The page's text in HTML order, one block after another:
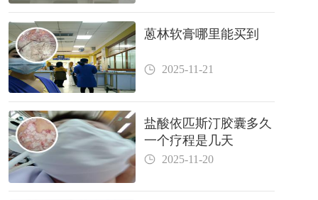
蒽林软膏哪里能买到
2025-11-21
盐酸依匹斯汀胶囊多久
一个疗程是几天
2025-11-20